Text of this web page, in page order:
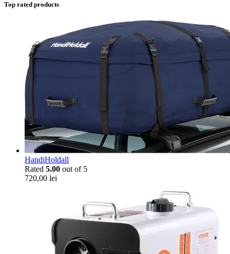
Top rated products
HandiHoldall
Rated 5.00 out of 5
720,00 lei